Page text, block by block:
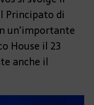
Principato di
un’importante
House il 23
anche il